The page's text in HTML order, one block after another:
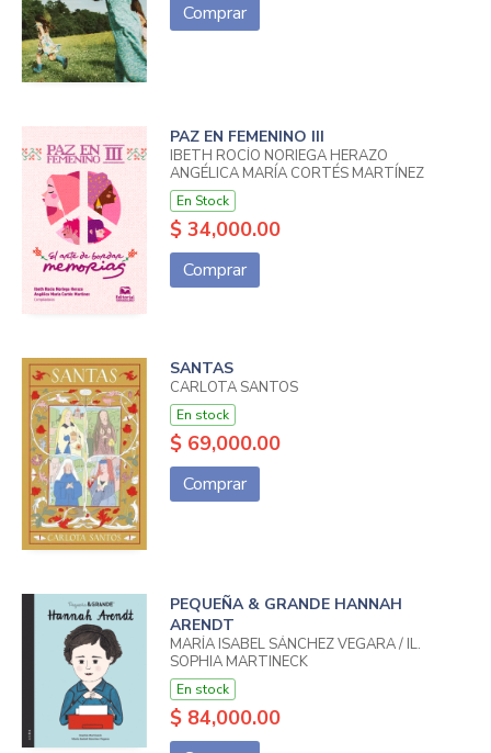
Comprar
PAZ EN FEMENINO III
IBETH ROCÍO NORIEGA HERAZO
ANGÉLICA MARÍA CORTÉS MARTÍNEZ
En Stock
$ 34,000.00
Comprar
SANTAS
CARLOTA SANTOS
En stock
$ 69,000.00
Comprar
PEQUEÑA & GRANDE HANNAH
ARENDT
MARÍA ISABEL SÁNCHEZ VEGARA / IL.
SOPHIA MARTINECK
En stock
$ 84,000.00